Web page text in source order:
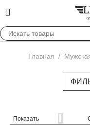
Главная /
Показать